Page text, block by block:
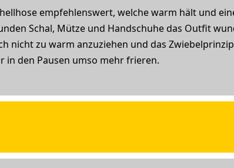
empfehlenswert, welche warm hält und
Schal, Mütze und Handschuhe das Outfit
nicht zu warm anzuziehen und das
den Pausen umso mehr frieren.